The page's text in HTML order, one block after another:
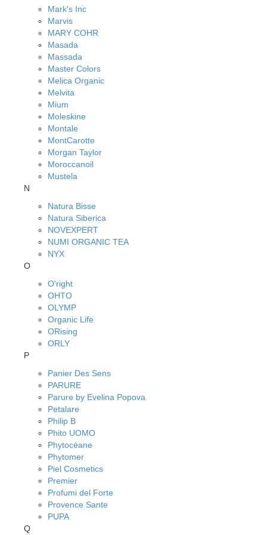
Mark's Inc
Marvis
MARY COHR
Masada
Massada
Master Colors
Melica Organic
Melvita
Mium
Moleskine
Montale
MontCarotte
Morgan Taylor
Moroccanoil
Mustela
N
Natura Bisse
Natura Siberica
NOVEXPERT
NUMI ORGANIC TEA
NYX
O
O'right
OHTO
OLYMP
Organic Life
ORising
ORLY
P
Panier Des Sens
PARURE
Parure by Evelina Popova
Petalare
Philip B
Phito UOMO
Phytocéane
Phytomer
Piel Cosmetics
Premier
Profumi del Forte
Provence Sante
PUPA
Q